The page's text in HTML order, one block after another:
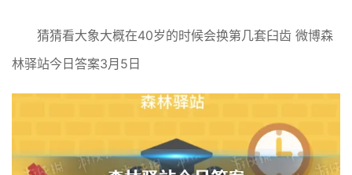
猜猜看大象大概在40岁的时候会换第几套臼齿 微博森
林驿站今日答案3月5日